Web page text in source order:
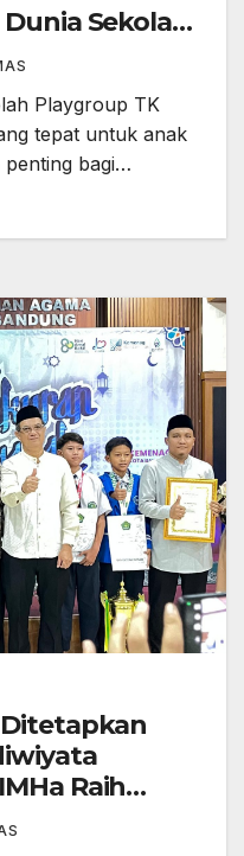
Sekolah
Playgroup TK
tepat untuk anak
penting bagi…
Ditetapkan
Raih
Sosial Teraktif